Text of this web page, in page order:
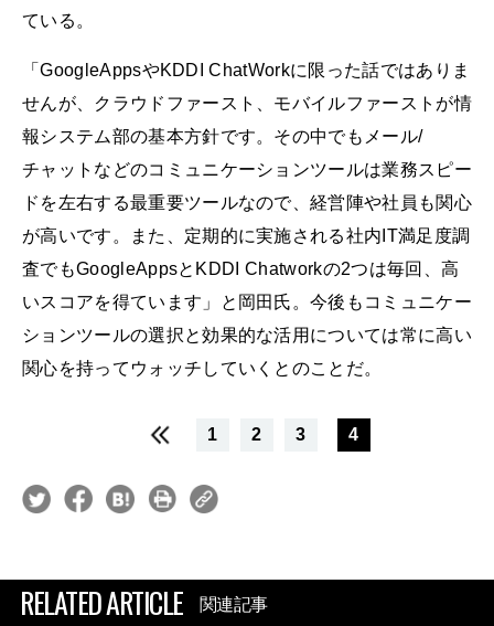
ている。
「GoogleAppsやKDDI ChatWorkに限った話ではありま
せんが、クラウドファースト、モバイルファーストが情
報システム部の基本方針です。その中でもメール/
チャットなどのコミュニケーションツールは業務スピー
ドを左右する最重要ツールなので、経営陣や社員も関心
が高いです。また、定期的に実施される社内IT満足度調
査でもGoogleAppsとKDDI Chatworkの2つは毎回、高
いスコアを得ています」と岡田氏。今後もコミュニケー
ションツールの選択と効果的な活用については常に高い
関心を持ってウォッチしていくとのことだ。
1 2 3 4
RELATED ARTICLE 関連記事